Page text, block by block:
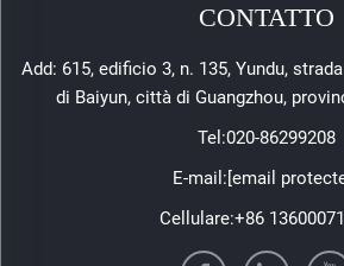
CONTATTO
Add: 615, edificio 3, n. 135, Yundu,
di Baiyun, città di Guangzhou,
Tel:020-86299208
E-mail:[email
Cellulare:+86